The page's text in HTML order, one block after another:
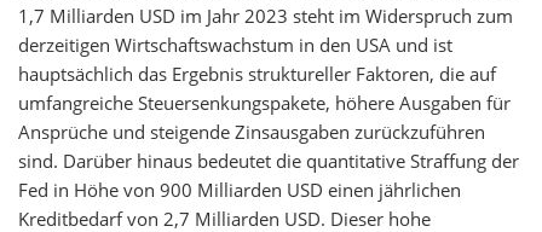
1,7 Milliarden USD im Jahr 2023 steht im Widerspruch zum
derzeitigen Wirtschaftswachstum in den USA und ist
hauptsächlich das Ergebnis struktureller Faktoren, die auf
umfangreiche Steuersenkungspakete, höhere Ausgaben für
Ansprüche und steigende Zinsausgaben zurückzuführen
sind. Darüber hinaus bedeutet die quantitative Straffung der
Fed in Höhe von 900 Milliarden USD einen jährlichen
Kreditbedarf von 2,7 Milliarden USD. Dieser hohe